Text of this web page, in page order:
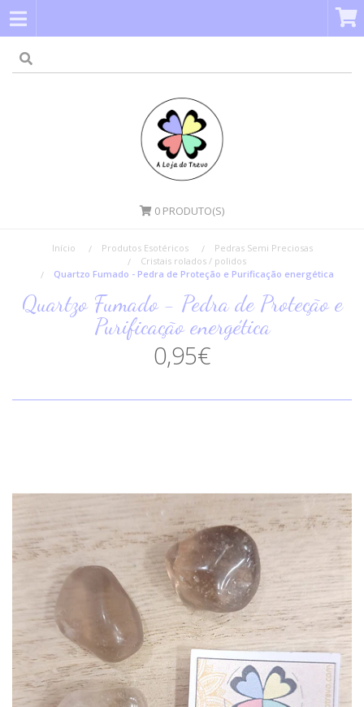
0 PRODUTO(S)
Início Produtos Esotéricos
Pedras Semi Preciosas
Cristais rolados / polidos
Quartzo Fumado - Pedra de Proteção e Purificação energética
Quartzo Fumado - Pedra de Proteção e
Purificação energética
0,95€